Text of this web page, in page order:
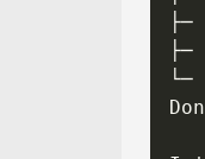
├─
├─
└─